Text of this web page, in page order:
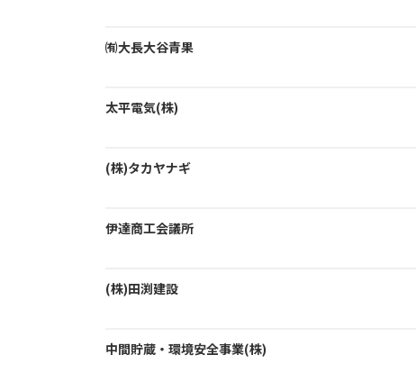
㈲大長大谷青果
太平電気(株)
(株)タカヤナギ
伊達商工会議所
(株)田渕建設
中間貯蔵・環境安全事業(株)